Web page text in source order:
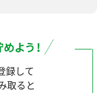
録して
取ると